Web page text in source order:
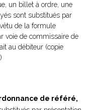
un billet à ordre, une
sont substitués par
de la formule
voie de commissaire de
au débiteur (copie
de référé,